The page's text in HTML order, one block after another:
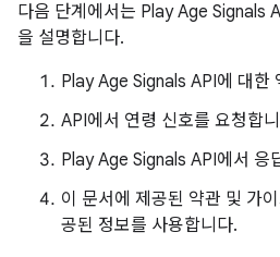
다음 단계에서는 Play Age Signals
을 설명합니다.
Play Age Signals API에 대한
API에서 연령 신호를 요청합
Play Age Signals API에서 응
이 문서에 제공된 약관 및 가
공된 정보를 사용합니다.